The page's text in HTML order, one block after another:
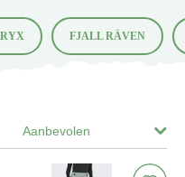
FJALL RÄVEN
Aanbevolen